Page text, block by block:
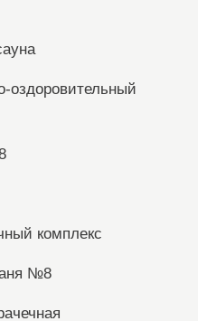
оздоровительный
комплекс
№8